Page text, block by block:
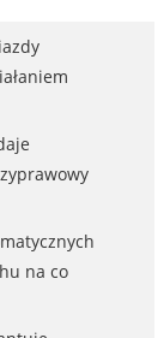
na co